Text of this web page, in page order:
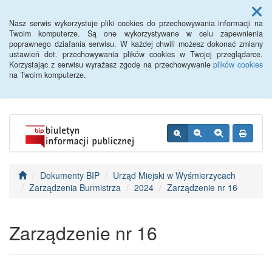
Nasz serwis wykorzystuje pliki cookies do przechowywania informacji na
Twoim komputerze. Są one wykorzystywane w celu zapewnienia
poprawnego działania serwisu. W każdej chwili możesz dokonać zmiany
ustawień dot. przechowywania plików cookies w Twojej przeglądarce.
Korzystając z serwisu wyrażasz zgodę na przechowywanieplików cookies
na Twoim komputerze.
Menu
BIP - Urząd Miejski
Wyśmierzyce
Dokumenty BIP
Urząd Miejski w Wyśmierzycach
Zarządzenia Burmistrza
2024 Zarządzenie nr 16
Zarządzenie nr 16